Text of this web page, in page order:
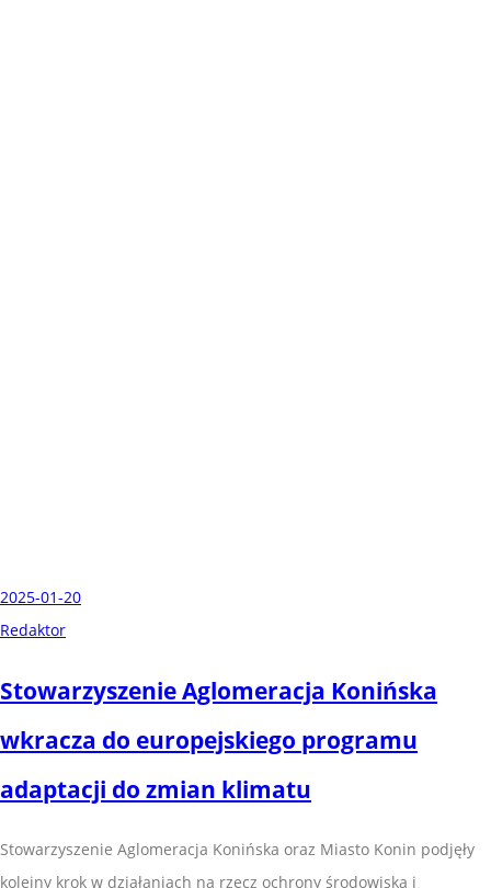
2025-01-20
Redaktor
Stowarzyszenie Aglomeracja Konińska
wkracza do europejskiego programu
adaptacji do zmian klimatu
Stowarzyszenie Aglomeracja Konińska oraz Miasto Konin podjęły
kolejny krok w działaniach na rzecz ochrony środowiska i